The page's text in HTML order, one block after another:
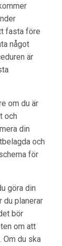
fasta före
något
är
om du är
och
din
och
för
göra din
du planerar
bör
om att
Om du ska